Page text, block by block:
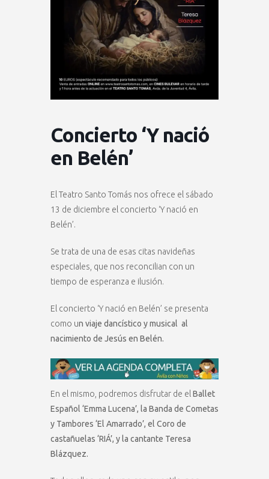
Concierto ‘Y nació
en Belén’
El Teatro Santo Tomás nos ofrece el sábado
13 de diciembre el concierto ‘Y nació en
Belén’.
Se trata de una de esas citas navideñas
especiales, que nos reconcilian con un
tiempo de esperanza e ilusión.
El concierto ‘Y nació en Belén’ se presenta
como un viaje dancístico y musical al
nacimiento de Jesús en Belén.
En el mismo, podremos disfrutar de el Ballet
Español ‘Emma Lucena’, la Banda de Cometas
y Tambores ‘El Amarrado’, el Coro de
castañuelas ‘RIÁ’, y la cantante Teresa
Blázquez.